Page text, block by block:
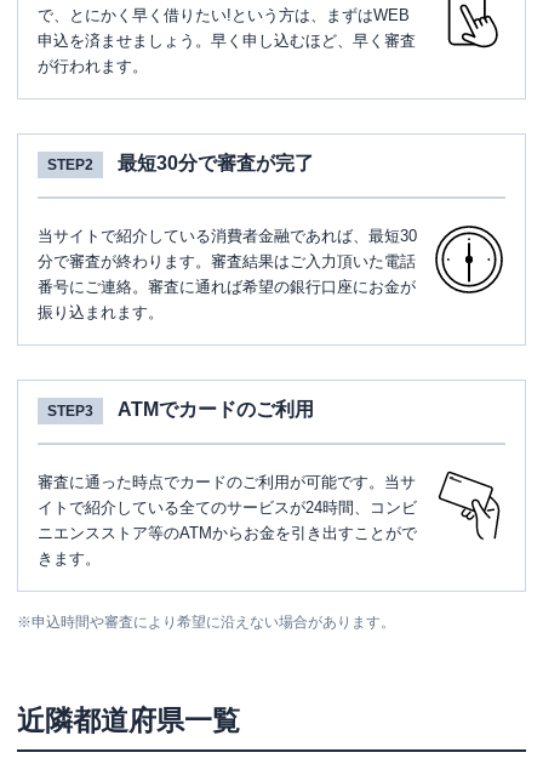
で、とにかく早く借りたい!という方は、まずはWEB
申込を済ませましょう。早く申し込むほど、早く審査
が行われます。
STEP2 最短30分で審査が完了
当サイトで紹介している消費者金融であれば、最短30
分で審査が終わります。審査結果はご入力頂いた電話
番号にご連絡。審査に通れば希望の銀行口座にお金が
振り込まれます。
STEP3 ATMでカードのご利用
審査に通った時点でカードのご利用が可能です。当サ
イトで紹介している全てのサービスが24時間、コンビ
ニエンスストア等のATMからお金を引き出すことがで
きます。
※申込時間や審査により希望に沿えない場合があります。
近隣都道府県一覧